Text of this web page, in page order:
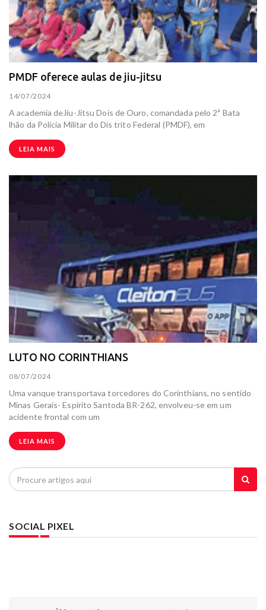
PMDF oferece aulas de jiu-jitsu
14/07/2024
A academia deJiu-Jitsu Dois de Ouro, comandada pelo 2ª Bata
lhão da Polícia Militar do Dis trito Federal (PMDF), em
LEIA MAIS
LUTO NO CORINTHIANS
08/07/2024
Uma vanque transportava torcedores do Corinthians, no sentido
Minas Gerais- Espírito Santoda BR-262, envolveu-se em um
acidente frontal com um
LEIA MAIS
SOCIAL PIXEL